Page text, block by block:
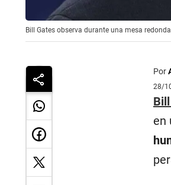
Bill Gates observa durante una mesa
Por
28/
en